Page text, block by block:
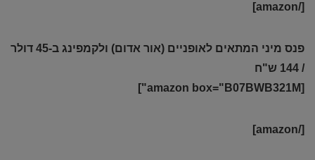
[/amazon]
פנס מיני המתאים לאופניים (אור אדום) ולקמפינג ב-45 דולר
/ 144 ש"ח
[amazon box="B07BWB321M"]
[/amazon]